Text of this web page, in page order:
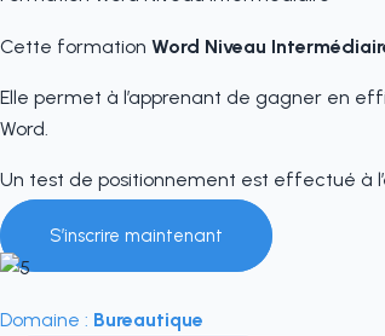
Cette formation Word Niveau
Elle permet à l’apprenant de gagner en
Word.
Un test de positionnement est effectué à
S’inscrire maintenant
Domaine : Bureautique